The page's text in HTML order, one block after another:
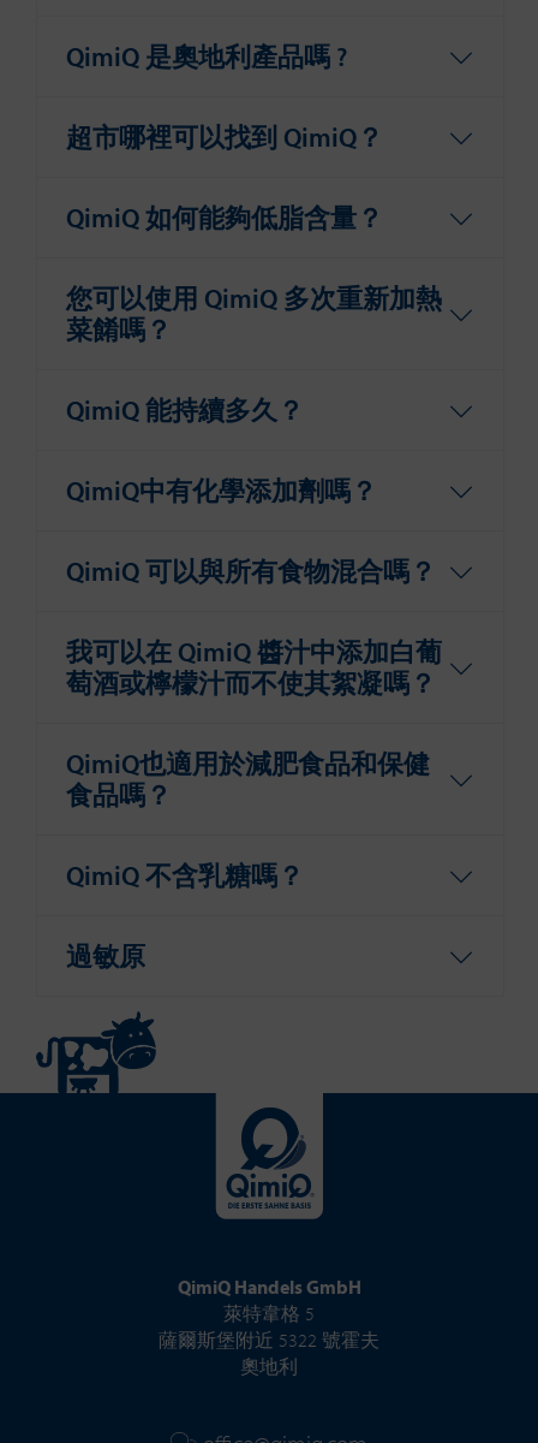
QimiQ 是奧地利產品嗎 ?
超市哪裡可以找到 QimiQ？
QimiQ 如何能夠低脂含量？
您可以使用 QimiQ 多次重新加熱
菜餚嗎？
QimiQ 能持續多久？
QimiQ中有化學添加劑嗎？
QimiQ 可以與所有食物混合嗎？
我可以在 QimiQ 醬汁中添加白葡
萄酒或檸檬汁而不使其絮凝嗎？
QimiQ也適用於減肥食品和保健
食品嗎？
QimiQ 不含乳糖嗎？
過敏原
QimiQ Handels GmbH
萊特韋格 5
薩爾斯堡附近 5322 號霍夫
奧地利